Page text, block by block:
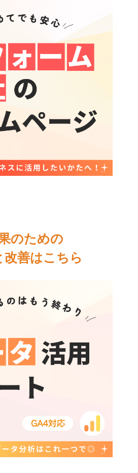
のための
改善はこちら